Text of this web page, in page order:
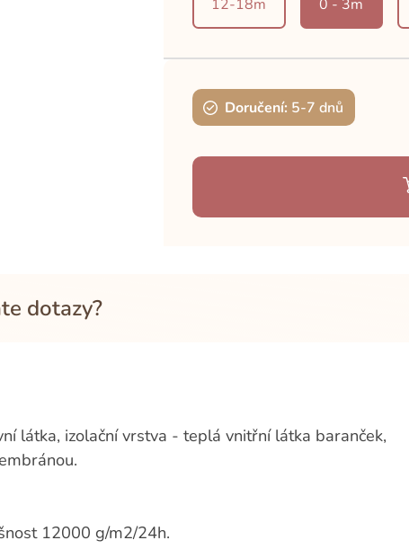
12-18m 0 - 3m
Doručení: 5-7 dnů
dotazy?
látka, izolační vrstva - teplá vnitřní látka baranček,
12000 g/m2/24h.